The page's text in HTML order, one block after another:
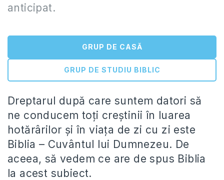
anticipat.
GRUP DE CASĂ
GRUP DE STUDIU BIBLIC
Dreptarul după care suntem datori să
ne conducem toţi creştinii în luarea
hotărârilor şi în viaţa de zi cu zi este
Biblia – Cuvântul lui Dumnezeu. De
aceea, să vedem ce are de spus Biblia
la acest subiect.